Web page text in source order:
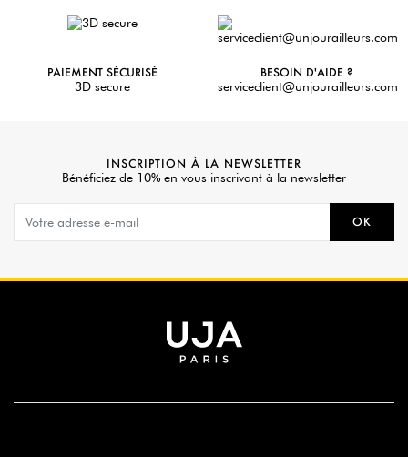
PAIEMENT SÉCURISÉ
3D secure
BESOIN D'AIDE ?
serviceclient@unjourailleurs.com
INSCRIPTION À LA NEWSLETTER
Bénéficiez de 10% en vous inscrivant à la newsletter
OK